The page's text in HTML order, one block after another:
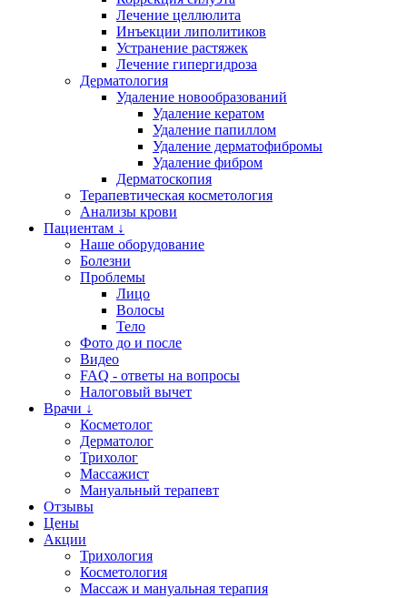
Лечение целлюлита
Инъекции липолитиков
Устранение растяжек
Лечение гипергидроза
Дерматология
Удаление новообразований
Удаление кератом
Удаление папиллом
Удаление дерматофибромы
Удаление фибром
Дерматоскопия
Терапевтическая косметология
Анализы крови
Пациентам ↓
Наше оборудование
Болезни
Проблемы
Лицо
Волосы
Тело
Фото до и после
Видео
FAQ - ответы на вопросы
Налоговый вычет
Врачи ↓
Косметолог
Дерматолог
Трихолог
Массажист
Мануальный терапевт
Отзывы
Цены
Акции
Трихология
Косметология
Массаж и мануальная терапия